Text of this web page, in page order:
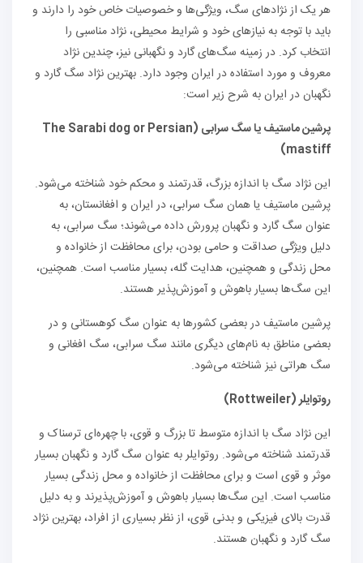
هر یک از نژادهای سگ‌، ویژگی‌ها و خصوصیات خاص خود را دارند و
باید با توجه به نیازهای خود و شرایط محیطی، نژاد مناسبی را
انتخاب کرد. در زمینه سگ‌های گارد و نگهبانی نیز، چندین نژاد
معروف و مورد استفاده در ایران وجود دارد. بهترین نژاد سگ گارد و
نگهبان در ایران به شرح زیر است:
پرشین ماستیف یا سگ سرابی (
The Sarabi dog or Persian
mastiff
)
این نژاد سگ با اندازه بزرگ، قدرتمند و محکم خود شناخته می‌شود.
پرشین ماستیف یا همان سگ سرابی، در ایران و افغانستان، به
عنوان سگ گارد و نگهبان پرورش داده می‌شوند؛ سگ سرابی، به
دلیل ویژگی صداقت و حامی بودن، برای محافظت از خانواده و
محل زندگی و همچنین، هدایت گله، بسیار مناسب است. همچنین،
این سگ‌ها بسیار باهوش و آموزش‌پذیر هستند.
پرشین ماستیف در بعضی کشورها به عنوان سگ کوهستانی و در
بعضی مناطق به نام‌های دیگری مانند سگ سرابی، سگ افغانی و
سگ هراتی نیز شناخته می‌شود.
روتوایلر(
Rottweiler
)
این نژاد سگ با اندازه متوسط تا بزرگ و قوی، با چهره‌ای ترسناک و
قدرتمند شناخته می‌شود. روتوایلر به عنوان سگ گارد و نگهبان بسیار
موثر و قوی است و برای محافظت از خانواده و محل زندگی بسیار
مناسب است. این سگ‌ها بسیار باهوش و آموزش‌پذیرند و به دلیل
قدرت بالای فیزیکی و بدنی قوی، از نظر بسیاری از افراد، بهترین نژاد
سگ گارد و نگهبان هستند.